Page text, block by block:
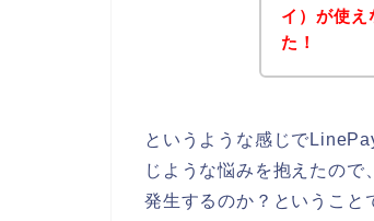
イ）が使え
た！
というような感じで
じような悩みを抱えたの
発生するのか？というこ